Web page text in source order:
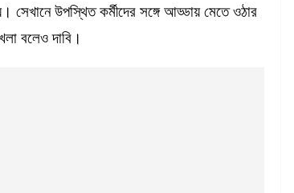
উপস্থিত কর্মীদের সঙ্গে আড্ডায় মেতে ওঠার
বলেও দাবি।